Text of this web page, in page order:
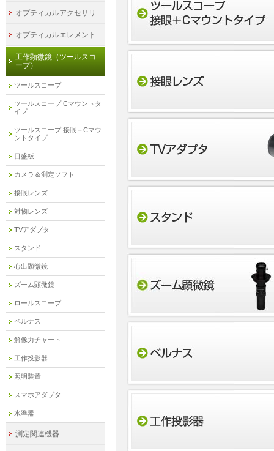
オプティカルアクセサリ
オプティカルエレメント
工作顕微鏡（ツールスコ
ープ）
ツールスコープ
ツールスコープ Cマウントタ
イプ
ツールスコープ 接眼＋Cマウ
ントタイプ
目盛板
カメラ＆測定ソフト
接眼レンズ
対物レンズ
TVアダプタ
スタンド
心出顕微鏡
ズーム顕微鏡
ロールスコープ
ベルナス
解像力チャート
工作投影器
照明装置
スマホアダプタ
水準器
測定関連機器